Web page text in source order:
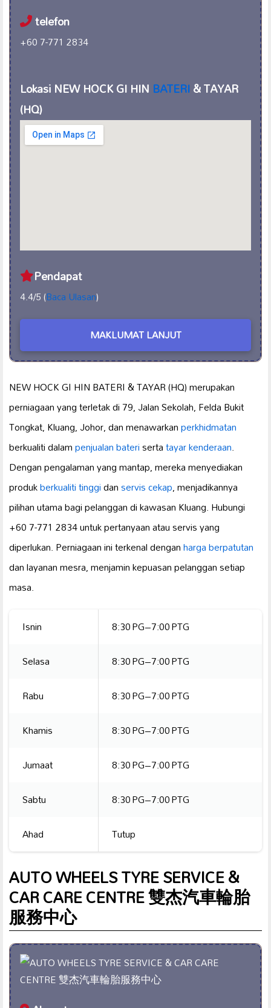
telefon
+60 7-771 2834
Lokasi NEW HOCK GI HIN BATERI& TAYAR
(HQ)
Pendapat
4.4/5 (Baca Ulasan)
MAKLUMAT LANJUT
NEW HOCK GI HIN BATERI & TAYAR (HQ) merupakan
perniagaan yang terletak di 79, Jalan Sekolah, Felda Bukit
Tongkat, Kluang, Johor, dan menawarkanperkhidmatan
berkualiti dalampenjualan baterisertatayar kenderaan.
Dengan pengalaman yang mantap, mereka menyediakan
produkberkualiti tinggidanservis cekap, menjadikannya
pilihan utama bagi pelanggan di kawasan Kluang. Hubungi
+60 7-771 2834 untuk pertanyaan atau servis yang
diperlukan. Perniagaan ini terkenal denganharga berpatutan
dan layanan mesra, menjamin kepuasan pelanggan setiap
masa.
Isnin
8:30 PG–7:00 PTG
Selasa
8:30 PG–7:00 PTG
Rabu
8:30 PG–7:00 PTG
Khamis
8:30 PG–7:00 PTG
Jumaat
8:30 PG–7:00 PTG
Sabtu
8:30 PG–7:00 PTG
Ahad
Tutup
AUTO WHEELS TYRE SERVICE &
CAR CARE CENTRE 雙杰汽車輪胎
服務中心